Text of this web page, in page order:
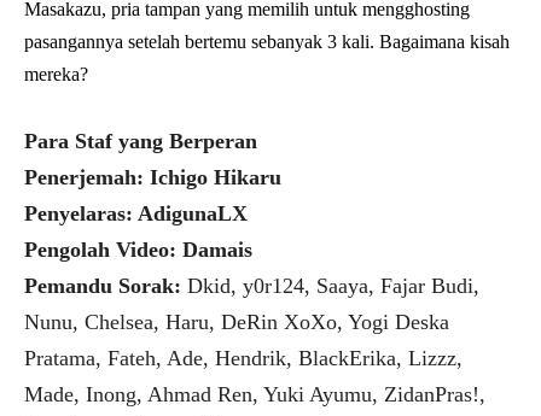
Masakazu, pria tampan yang memilih untuk mengghosting
pasangannya setelah bertemu sebanyak 3 kali. Bagaimana kisah
mereka?
Para Staf yang Berperan
Penerjemah: Ichigo Hikaru
Penyelaras: AdigunaLX
Pengolah Video: Damais
Pemandu Sorak: Dkid, y0r124, Saaya, Fajar Budi,
Nunu, Chelsea, Haru, DeRin XoXo, Yogi Deska
Pratama, Fateh, Ade, Hendrik, BlackErika, Lizzz,
Made, Inong, Ahmad Ren, Yuki Ayumu, ZidanPras!,